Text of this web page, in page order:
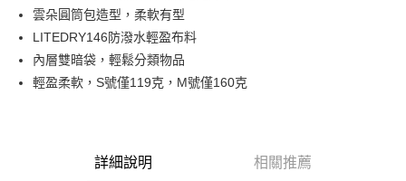
全盈+PAY
大哥付你分期
相關說明
【大哥付你分期使用說明】
3.實際核准額度、可分期數及費用金額請依後續交易確認頁面所載為準。
AFTEE先享後付是「在收到商品之後才付款」的支付方式。 讓您購物簡單
雲朵圓筒包造型，柔軟有型
LITEDRY146防潑水輕盈布料
內層雙暗袋，輕鬆分類物品
輕盈柔軟，S號僅119克，M號僅160克
詳細說明 相關推薦